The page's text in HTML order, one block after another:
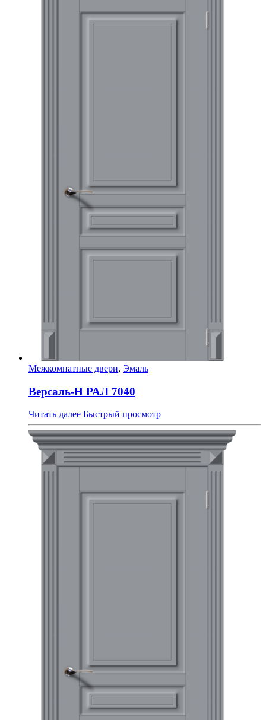
Межкомнатные двери, Эмаль
Версаль-Н РАЛ 7040
Читать далее Быстрый просмотр